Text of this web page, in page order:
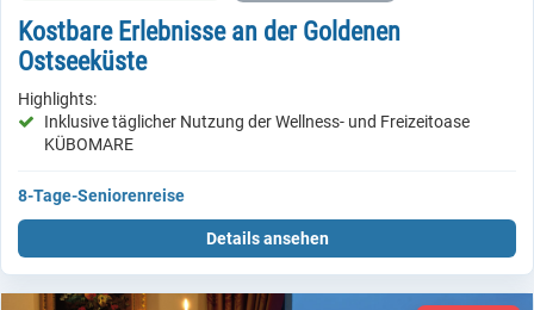
Kostbare Erlebnisse an der Goldenen
Ostseeküste
Highlights:
Inklusive täglicher Nutzung der Wellness- und Freizeitoase
KÜBOMARE
8-Tage-Seniorenreise
Details ansehen